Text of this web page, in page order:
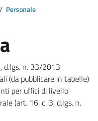
/ Personale
d.lgs. n. 33/2013
(da pubblicare in tabelle)
per uffici di livello
(art. 16, c. 3, d.lgs. n.